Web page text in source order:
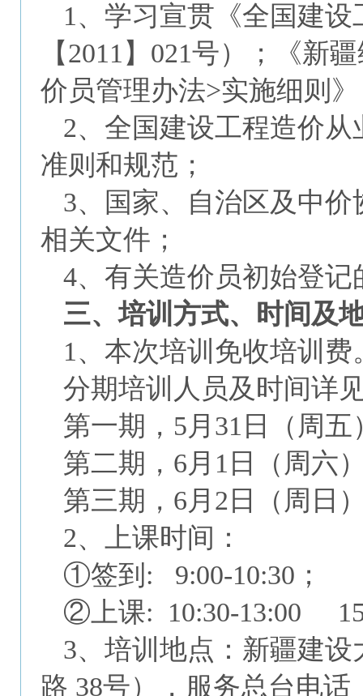
1、学习宣贯《全国建
【2011】021号）；《新
价员管理办法>实施细则
2、全国建设工程造价
准则和规范；
3、国家、自治区及中
相关文件；
4、有关造价员初始登
三、培训方式、时间及
1、本次培训免收培训
分期培训人员及时间详
第一期，5月31日（周五
第二期，6月1日（周六
第三期，6月2日（周日
2、上课时间：
①签到: 9:00-10:30；
②上课: 10:30-13:00
3、培训地点：新疆建
路 38号），服务总台电话